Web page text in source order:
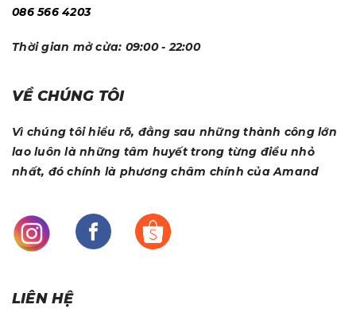
086 566 4203
Thời gian mở cửa: 09:00 - 22:00
VỀ CHÚNG TÔI
Vì chúng tôi hiểu rõ, đằng sau những thành công lớn
lao luôn là những tâm huyết trong từng điều nhỏ
nhất, đó chính là phương châm chính của Amand
LIÊN HỆ